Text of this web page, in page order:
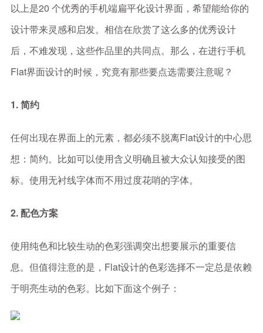
以上是20 个优秀的手机端扁平化设计界面，希望能给你的
设计带来灵感和启发。相信在欣赏了这么多的优秀设计
后，不难发现，这些作品里的共同点。那么，在进行手机
Flat界面设计的时候，究竟有那些要点选需要注意呢？
1. 简约
任何出现在界面上的元素，都必须不脱离Flat设计的中心思
想：简约。比如可以使用含义明确且被大众认知接受的图
标。使用无衬线字体而不用过度花哨的字体。
2. 配色方案
使用纯色和比较生动的色彩强调突出想要展示的重要信
息。但值得注意的是，Flat设计的色彩选择不一定总是依赖
于明亮生动的色彩。比如下面这个例子：